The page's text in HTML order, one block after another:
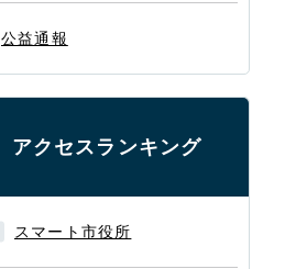
公益通報
アクセスランキング
スマート市役所